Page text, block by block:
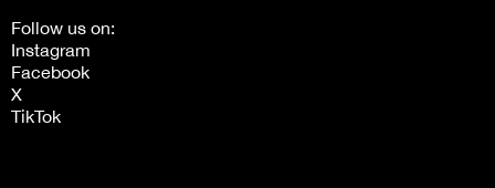
Follow us on:
Instagram
Facebook
X
TikTok